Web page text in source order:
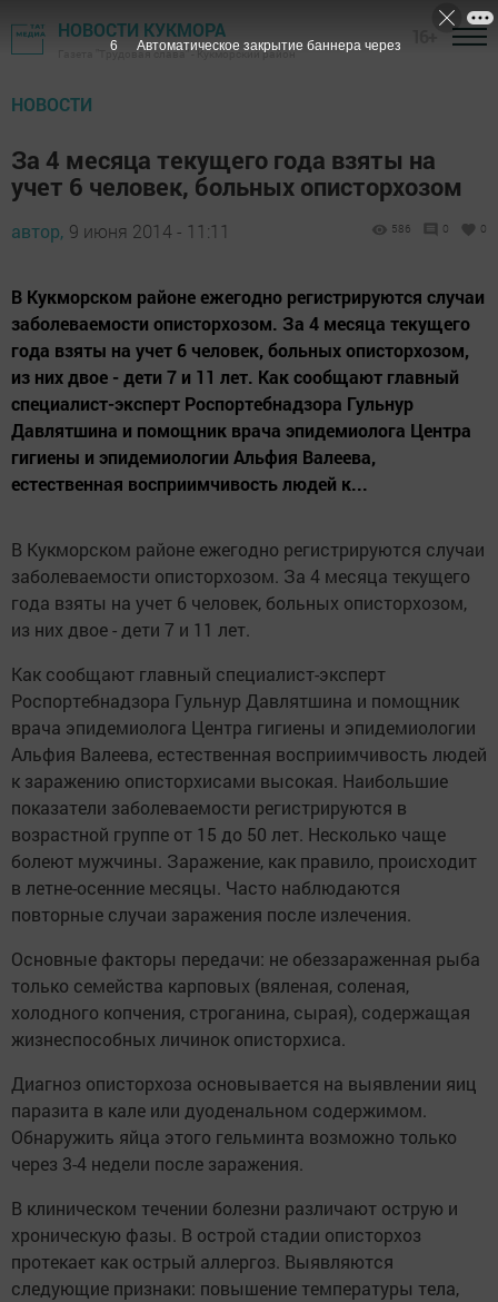
НОВОСТИ КУКМОРА
Газета "Трудовая слава" - Кукморский район
НОВОСТИ
За 4 месяца текущего года взяты на
учет 6 человек, больных описторхозом
автор, 9 июня 2014 - 11:11 586 0 0
В Кукморском районе ежегодно регистрируются случаи
заболеваемости описторхозом. За 4 месяца текущего
года взяты на учет 6 человек, больных описторхозом,
из них двое - дети 7 и 11 лет. Как сообщают главный
специалист-эксперт Роспортебнадзора Гульнур
Давлятшина и помощник врача эпидемиолога Центра
гигиены и эпидемиологии Альфия Валеева,
естественная восприимчивость людей к...
В Кукморском районе ежегодно регистрируются случаи
заболеваемости описторхозом. За 4 месяца текущего
года взяты на учет 6 человек, больных описторхозом,
из них двое - дети 7 и 11 лет.
Как сообщают главный специалист-эксперт
Роспортебнадзора Гульнур Давлятшина и помощник
врача эпидемиолога Центра гигиены и эпидемиологии
Альфия Валеева, естественная восприимчивость людей
к заражению описторхисами высокая. Наибольшие
показатели заболеваемости регистрируются в
возрастной группе от 15 до 50 лет. Несколько чаще
болеют мужчины. Заражение, как правило, происходит
в летне-осенние месяцы. Часто наблюдаются
повторные случаи заражения после излечения.
Основные факторы передачи: не обеззараженная рыба
только семейства карповых (вяленая, соленая,
холодного копчения, строганина, сырая), содержащая
жизнеспособных личинок описторхиса.
Диагноз описторхоза основывается на выявлении яиц
паразита в кале или дуоденальном содержимом.
Обнаружить яйца этого гельминта возможно только
через 3-4 недели после заражения.
В клиническом течении болезни различают острую и
хроническую фазы. В острой стадии описторхоз
протекает как острый аллергоз. Выявляются
следующие признаки: повышение температуры тела,
4 Автоматическое закрытие баннера через